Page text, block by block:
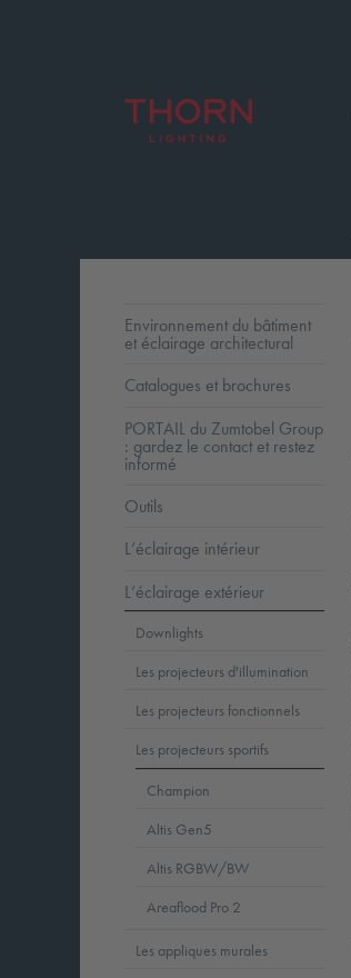
Environnement du bâtiment
et éclairage architectural
Catalogues et brochures
PORTAIL du Zumtobel Group
: gardez le contact et restez
informé
Outils
L’éclairage intérieur
L’éclairage extérieur
Downlights
Les projecteurs d'illumination
Les projecteurs fonctionnels
Les projecteurs sportifs
Champion
Altis Gen5
Altis RGBW/BW
Areaflood Pro 2
Les appliques murales